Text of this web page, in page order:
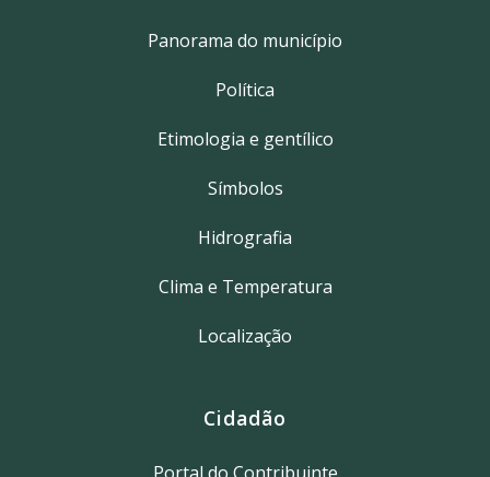
Panorama do município
Política
Etimologia e gentílico
Símbolos
Hidrografia
Clima e Temperatura
Localização
Cidadão